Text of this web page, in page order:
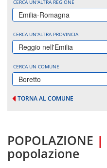
CERCA UN'ALTRA REGIONE
Emilia-Romagna
CERCA UN'ALTRA PROVINCIA
Reggio nell'Emilia
CERCA UN COMUNE
Boretto
TORNA AL COMUNE
POPOLAZIONE |
popolazione